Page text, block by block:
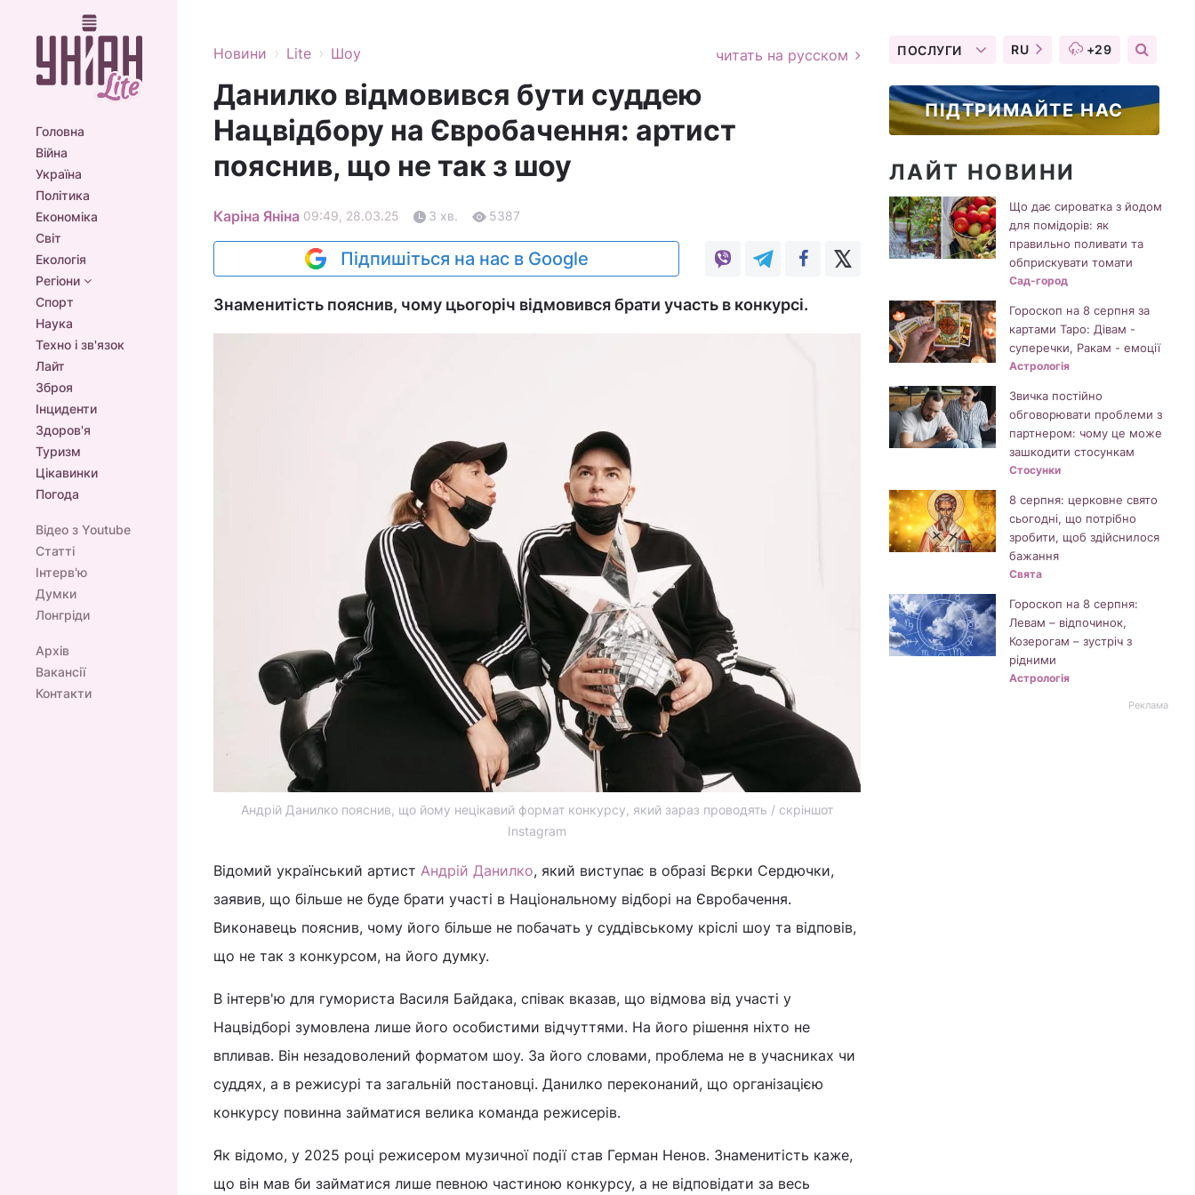
Головна
Війна
Україна
Політика
Економіка
Світ
Екологія
Регіони
Спорт
Наука
Техно і зв'язок
Лайт
Зброя
Інциденти
Здоров'я
Туризм
Цікавинки
Погода
Відео з Youtube
Статті
Інтерв'ю
Думки
Лонгріди
Архів
Вакансії
Контакти
Новини › Lite › Шоу читать на русском
Данилко відмовився бути суддею
Нацвідбору на Євробачення: артист
пояснив, що не так з шоу
Каріна Яніна 09:49, 28.03.25 3 хв. 5387
Підпишіться на нас в Google
Знаменитість пояснив, чому цьогоріч відмовився брати участь в конкурсі.
Андрій Данилко пояснив, що йому нецікавий формат конкурсу, який зараз проводять / скріншот
Instagram
Відомий український артист Андрій Данилко, який виступає в образі Вєрки Сердючки,
заявив, що більше не буде брати участі в Національному відборі на Євробачення.
Виконавець пояснив, чому його більше не побачать у суддівському кріслі шоу та відповів,
що не так з конкурсом, на його думку.
В інтерв'ю для гумориста Василя Байдака, співак вказав, що відмова від участі у
Нацвідборі зумовлена лише його особистими відчуттями. На його рішення ніхто не
впливав. Він незадоволений форматом шоу. За його словами, проблема не в учасниках чи
суддях, а в режисурі та загальній постановці. Данилко переконаний, що організацією
конкурсу повинна займатися велика команда режисерів.
Як відомо, у 2025 році режисером музичної події став Герман Ненов. Знаменитість каже,
що він мав би займатися лише певною частиною конкурсу, а не відповідати за весь
ПОСЛУГИ RU +29
ПІДТРИМАЙТЕ НАС
ЛАЙТ НОВИНИ
Що дає сироватка з йодом
для помідорів: як
правильно поливати та
обприскувати томати
Сад-город
Гороскоп на 8 серпня за
картами Таро: Дівам -
суперечки, Ракам - емоції
Астрологія
Звичка постійно
обговорювати проблеми з
партнером: чому це може
зашкодити стосункам
Стосунки
8 серпня: церковне свято
сьогодні, що потрібно
зробити, щоб здійснилося
бажання
Свята
Гороскоп на 8 серпня:
Левам – відпочинок,
Козерогам – зустріч з
рідними
Астрологія
Реклама